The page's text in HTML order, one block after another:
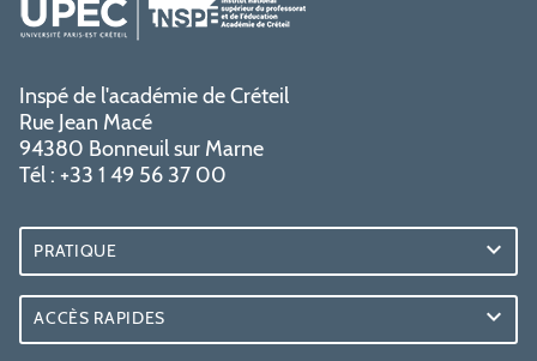
Inspé de l'académie de Créteil
Rue Jean Macé
94380 Bonneuil sur Marne
Tél : +33 1 49 56 37 00
PRATIQUE
ACCÈS RAPIDES